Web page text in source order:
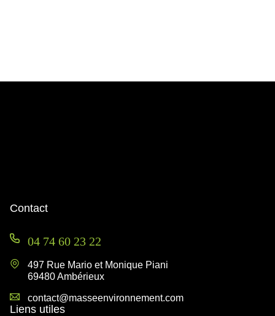
Contact
04 74 60 23 22
497 Rue Mario et Monique Piani
69480 Ambérieux
contact@masseenvironnement.com
Liens utiles